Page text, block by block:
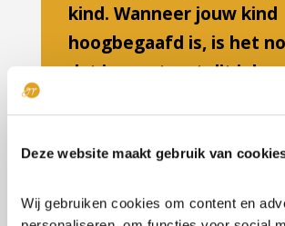
Deze website maakt gebruik van
Wij gebruiken cookies om content en
kind. Wanneer jouw kind
hoogbegaafd is, is het
dat je weet wat dit
worden en zich
of dochter kan zijn.